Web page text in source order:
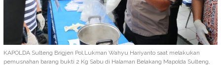
KAPOLDA Sulteng Brigjen Pol,Lukman Wahyu Hariyanto saat melakukan
pemusnahan barang bukti 2 Kg Sabu di Halaman Belakang Mapolda Sulteng,